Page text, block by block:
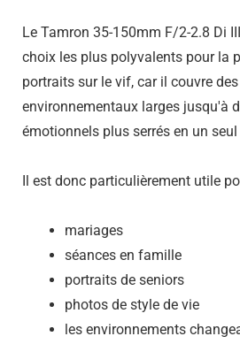
Le Tamron 35-150mm F/2-2.8 Di
choix les plus polyvalents pour la
portraits sur le vif, car il couvre
environnementaux larges jusqu'à
émotionnels plus serrés en un
Il est donc particulièrement utile
mariages
séances en famille
portraits de seniors
photos de style de vie
les environnements